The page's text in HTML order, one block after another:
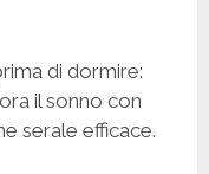
di dormire:
il sonno con
serale efficace.